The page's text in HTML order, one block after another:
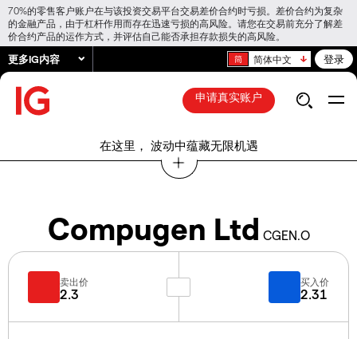
70%的零售客户账户在与该投资交易平台交易差价合约时亏损。差价合约为复杂
的金融产品，由于杠杆作用而存在迅速亏损的高风险。请您在交易前充分了解差
价合约产品的运作方式，并评估自己能否承担存款损失的高风险。
更多IG内容 简体中文 登录
申请真实账户
在这里， 波动中蕴藏无限机遇
Compugen Ltd CGEN.O
卖出价
2.3
买入价
2.31